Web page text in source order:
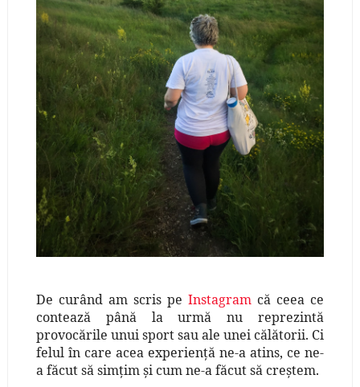
De curând am scris peInstagram că ceea ce
contează până la urmă nu reprezintă
provocările unui sport sau ale unei călătorii. Ci
felul în care acea experienţă ne-a atins, ce ne-
a făcut să simţim şi cum ne-a făcut să creştem.